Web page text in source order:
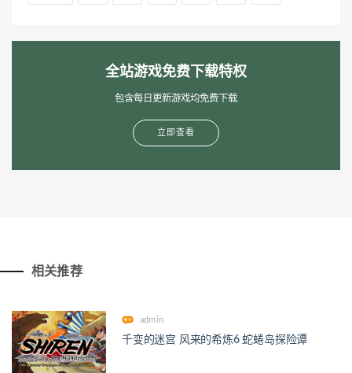
全站游戏免费下载特权
包含每日更新游戏均免费下载
立即查看
相关推荐
admin
千变的迷宫 风来的希炼6 蛇蜷岛探险谭